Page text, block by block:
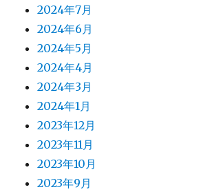
2024年7月
2024年6月
2024年5月
2024年4月
2024年3月
2024年1月
2023年12月
2023年11月
2023年10月
2023年9月